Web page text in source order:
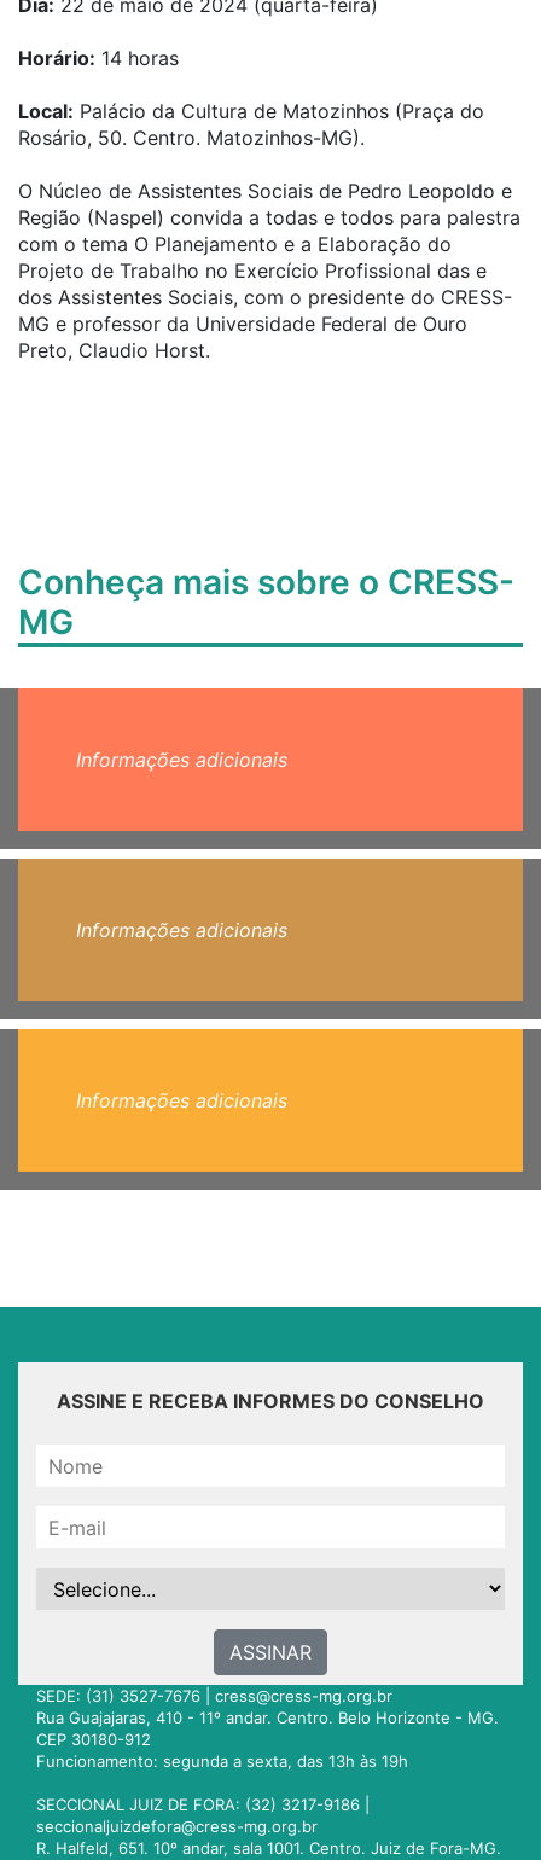
Dia: 22 de maio de 2024 (quarta-feira)
Horário: 14 horas
Local: Palácio da Cultura de Matozinhos (Praça do
Rosário, 50. Centro. Matozinhos-MG).
O Núcleo de Assistentes Sociais de Pedro Leopoldo e
Região (Naspel) convida a todas e todos para palestra
com o tema O Planejamento e a Elaboração do
Projeto de Trabalho no Exercício Profissional das e
dos Assistentes Sociais, com o presidente do CRESS-
MG e professor da Universidade Federal de Ouro
Preto, Claudio Horst.
Conheça mais sobre o CRESS-
MG
Informações adicionais
Informações adicionais
Informações adicionais
ASSINE E RECEBA INFORMES DO CONSELHO
ASSINAR
SEDE: (31) 3527-7676 | cress@cress-mg.org.br
Rua Guajajaras, 410 - 11º andar. Centro. Belo Horizonte - MG.
CEP 30180-912
Funcionamento: segunda a sexta, das 13h às 19h
SECCIONAL JUIZ DE FORA: (32) 3217-9186 |
seccionaljuizdefora@cress-mg.org.br
R. Halfeld, 651. 10º andar, sala 1001. Centro. Juiz de Fora-MG.